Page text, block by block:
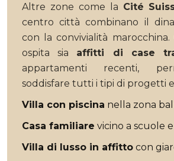
Altre zone come la Cité
centro città combinano il
con la convivialità
ospita sia affitti di case
appartamenti recenti,
soddisfare tutti i tipi di progetti
Villa con piscina nella zona
Casa familiare vicino a scuole
Villa di lusso in affitto con